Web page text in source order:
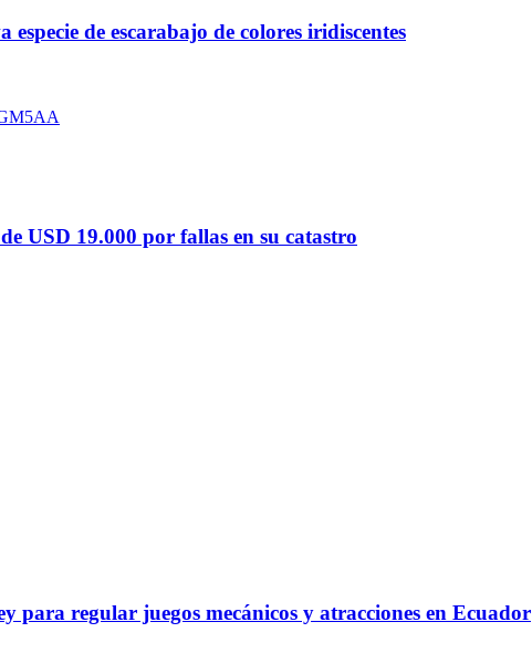
de escarabajo de colores iridiscentes
USD 19.000 por fallas en su catastro
para regular juegos mecánicos y atracciones en Ecuador